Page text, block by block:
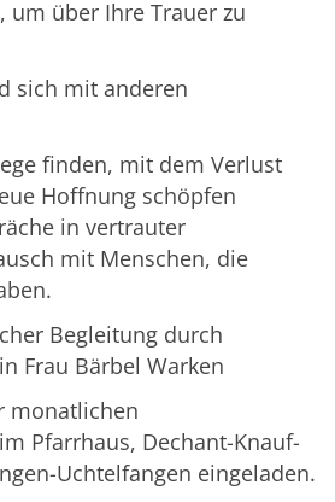
um über Ihre Trauer zu
sich mit anderen
finden, mit dem Verlust
Hoffnung schöpfen
in vertrauter
mit Menschen, die
Begleitung durch
Frau Bärbel Warken
monatlichen
Pfarrhaus, Dechant-Knauf-
Uchtelfangen eingeladen.